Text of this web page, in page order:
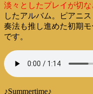
淡々としたプレイが切な
したアルバム。ピアニ
奏法も推し進めた初期
です。
♪Summertime♪